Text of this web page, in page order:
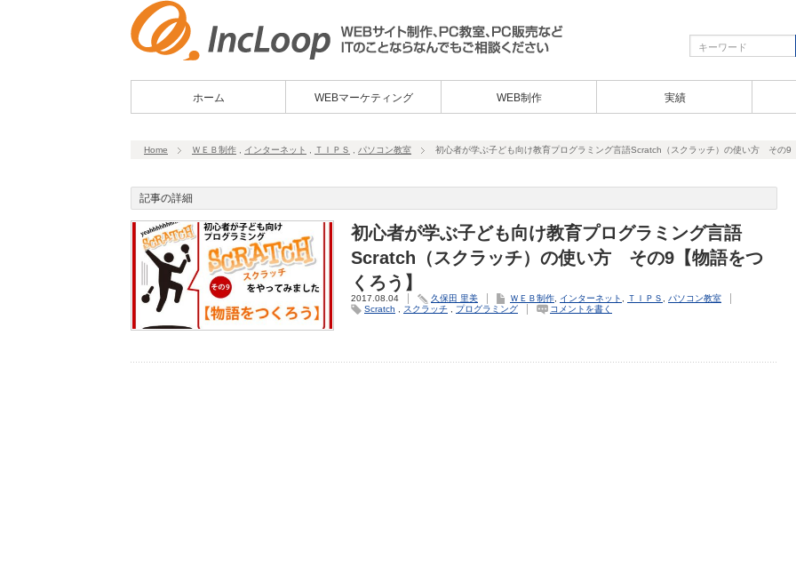
ホーム WEBマーケティング WEB制作 実績
Home ＷＥＢ制作 インターネット ＴＩＰＳ パソコン教室 初心者が学ぶ子ども向け教育プログラミング言語Scratch（スクラッチ）の使い方 その9
記事の詳細
初心者が学ぶ子ども向け教育プログラミング言語
Scratch（スクラッチ）の使い方 その9【物語をつ
くろう】
2017.08.04 久保田 里美 ＷＥＢ制作 インターネット ＴＩＰＳ
パソコン教室
Scratch
スクラッチ プログラミング コメントを書く